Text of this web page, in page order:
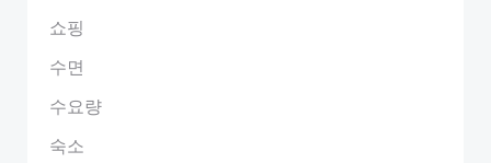
쇼핑
수면
수요량
숙소